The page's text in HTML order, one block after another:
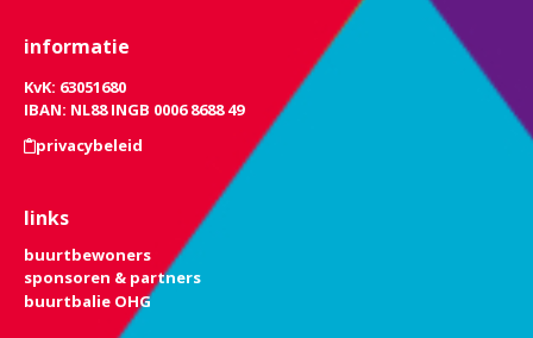
informatie
KvK: 63051680
IBAN: NL88 INGB 0006 8688 49
privacybeleid
links
buurtbewoners
sponsoren & partners
buurtbalie OHG